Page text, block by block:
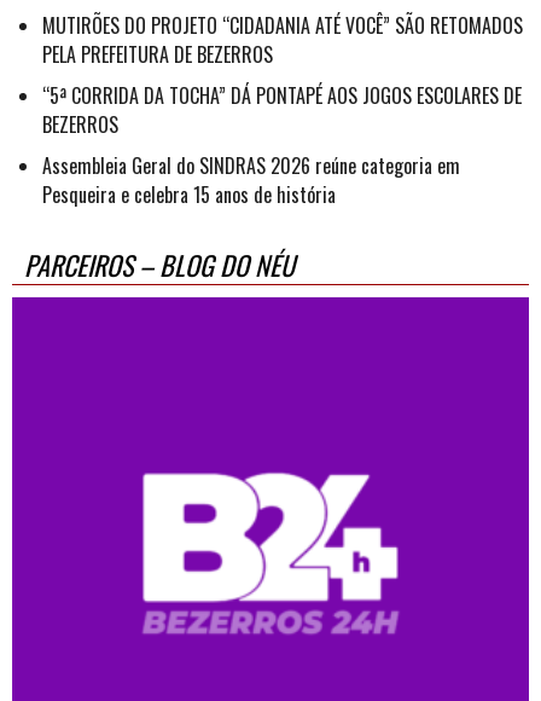
MUTIRÕES DO PROJETO “CIDADANIA ATÉ VOCÊ” SÃO RETOMADOS
PELA PREFEITURA DE BEZERROS
“5ª CORRIDA DA TOCHA” DÁ PONTAPÉ AOS JOGOS ESCOLARES DE
BEZERROS
Assembleia Geral do SINDRAS 2026 reúne categoria em
Pesqueira e celebra 15 anos de história
PARCEIROS – BLOG DO NÉU